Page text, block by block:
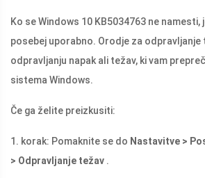
Ko se Windows 10 KB5034763 ne
posebej uporabno. Orodje za odpravljanje
odpravljanju napak ali težav, ki vam
sistema Windows.
Če ga želite preizkusiti:
1. korak: Pomaknite se do Nastavitve >
> Odpravljanje težav .